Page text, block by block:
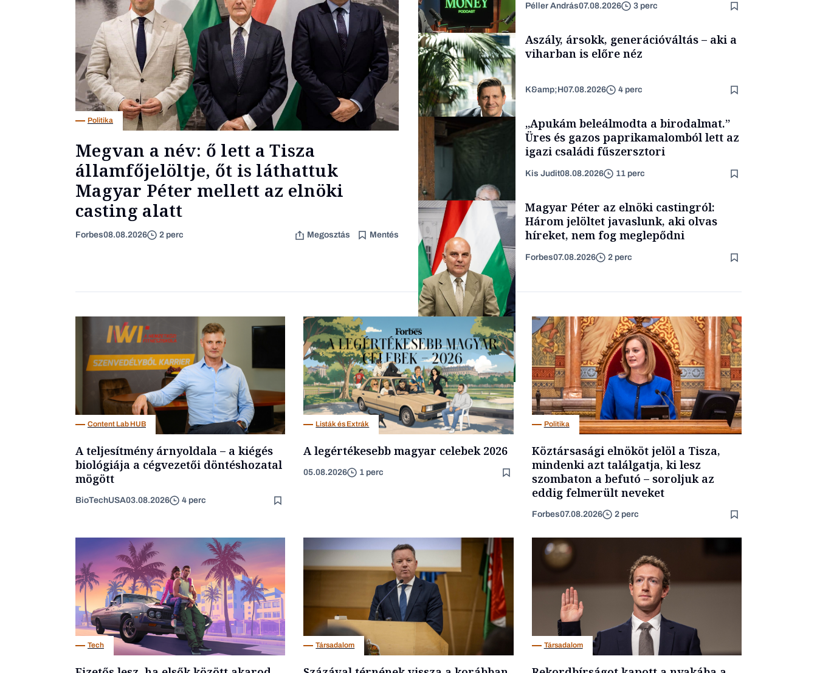
Politika
Megvan a név: ő lett a Tisza
államfőjelöltje, őt is láthattuk
Magyar Péter mellett az elnöki
casting alatt
Forbes08.08.2026 2 perc Megosztás Mentés
Podcast
Péller András07.08.2026 3 perc
TÁMOGATÓI
TARTALOM
Aszály, ársokk, generációváltás – aki a
viharban is előre néz
K&amp;H07.08.2026 4 perc
Családi vállalkozások
„Apukám beleálmodta a birodalmat.”
Üres és gazos paprikamalomból lett az
igazi családi fűszersztori
Kis Judit08.08.2026 11 perc
Politika
Magyar Péter az elnöki castingról:
Három jelöltet javaslunk, aki olvas
híreket, nem fog meglepődni
Forbes07.08.2026 2 perc
Content Lab HUB
A teljesítmény árnyoldala – a kiégés
biológiája a cégvezetői döntéshozatal
mögött
BioTechUSA03.08.2026 4 perc
Listák és Extrák
A legértékesebb magyar celebek 2026
05.08.2026 1 perc
Politika
Köztársasági elnököt jelöl a Tisza,
mindenki azt találgatja, ki lesz
szombaton a befutó – soroljuk az
eddig felmerült neveket
Forbes07.08.2026 2 perc
Tech Társadalom Társadalom